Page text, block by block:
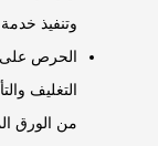
وتنفيذ خدمة
الحرص على
التغليف
من الورق